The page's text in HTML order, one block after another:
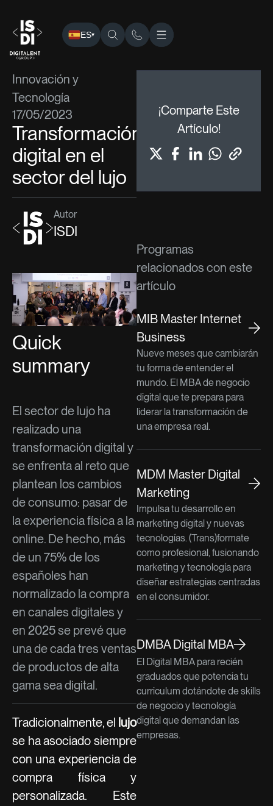
ES▾
ISDI› ›Innovación y Tecnología› Transformación
Innovación y
Tecnología
17/05/2023
Transformación
digital en el
sector del lujo
Autor
ISDI
Quick
summary
El sector de lujo ha
realizado una
transformación digital y
se enfrenta al reto que
plantean los cambios
de consumo: pasar de
la experiencia física a la
online. De hecho, más
de un 75% de los
españoles han
normalizado la compra
en canales digitales y
en 2025 se prevé que
una de cada tres ventas
de productos de alta
gama sea digital.
Tradicionalmente, el lujo
se ha asociado siempre
con una experiencia de
compra física y
personalizada. Este
¡Comparte Este
Artículo!
Programas
relacionados con este
artículo
MIB Master Internet
Business
Nueve meses que cambiarán
tu forma de entender el
mundo. El MBA de negocio
digital que te prepara para
liderar la transformación de
una empresa real.
MDM Master Digital
Marketing
Impulsa tu desarrollo en
marketing digital y nuevas
tecnologías. (Trans)formate
como profesional, fusionando
marketing y tecnología para
diseñar estrategias centradas
en el consumidor.
DMBA Digital MBA
El Digital MBA para recién
graduados que potencia tu
curriculum dotándote de skills
de negocio y tecnología
digital que demandan las
empresas.